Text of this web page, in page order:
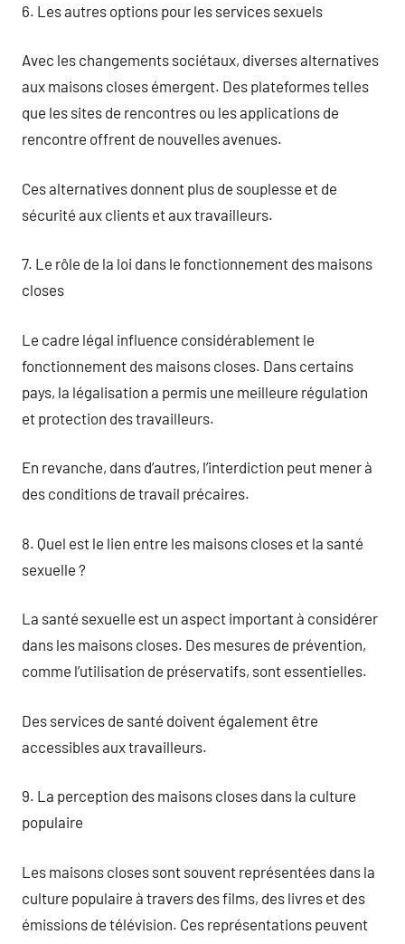
6. Les autres options pour les services sexuels
Avec les changements sociétaux, diverses alternatives
aux maisons closes émergent. Des plateformes telles
que les sites de rencontres ou les applications de
rencontre offrent de nouvelles avenues.
Ces alternatives donnent plus de souplesse et de
sécurité aux clients et aux travailleurs.
7. Le rôle de la loi dans le fonctionnement des maisons
closes
Le cadre légal influence considérablement le
fonctionnement des maisons closes. Dans certains
pays, la légalisation a permis une meilleure régulation
et protection des travailleurs.
En revanche, dans d’autres, l’interdiction peut mener à
des conditions de travail précaires.
8. Quel est le lien entre les maisons closes et la santé
sexuelle ?
La santé sexuelle est un aspect important à considérer
dans les maisons closes. Des mesures de prévention,
comme l’utilisation de préservatifs, sont essentielles.
Des services de santé doivent également être
accessibles aux travailleurs.
9. La perception des maisons closes dans la culture
populaire
Les maisons closes sont souvent représentées dans la
culture populaire à travers des films, des livres et des
émissions de télévision. Ces représentations peuvent